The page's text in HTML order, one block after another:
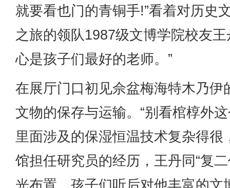
就要看也门的青铜手!”看着对历史
之旅的领队1987级文博学院校友
心是孩子们最好的老师。”
在展厅门口初见佘盆梅海特木乃
文物的保存与运输。“别看棺椁外
里面涉及的保湿恒温技术复杂得
馆担任研究员的经历，王丹同“复
光布置。孩子们听后对他丰富的